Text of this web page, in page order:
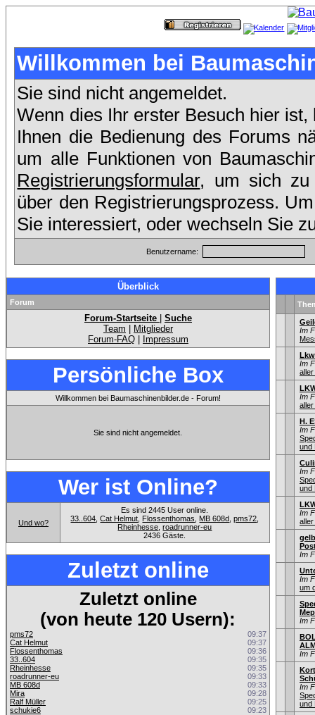
Willkommen bei
Sie sind nicht angemeldet.
Wenn dies Ihr erster Besuch hier
Ihnen die Bedienung des Forums
um alle Funktionen von
Registrierungsformular, um sich
über den Registrierungsprozess.
Sie interessiert, oder wechseln Sie
Benutzername:
Überblick
Forum
Forum-Startseite
Suche
Team
Mitglieder
Forum-FAQ
Impressum
Persönliche Box
Willkommen bei Baumaschinenbilder.de - Forum!
Sie sind nicht angemeldet.
Wer ist Online?
Und wo?
Es sind 2445 User online.
33..604 ,Cat Helmut Flossenthomas MB 608d ,pms72
Rheinhesse ,roadrunner-eu
2436 Gäste.
Zuletzt online
Zuletzt online
(von heute 120 Usern):
pms72
09:37
Cat Helmut
09:37
Flossenthomas
09:36
33..604
09:35
Rheinhesse
09:35
roadrunner-eu
09:33
MB 608d
09:33
Mira
09:28
Ralf Müller
09:25
schukie6
09:23
Im
Im
aller
Im
aller
H.
Im
und
Im
und
Im
aller
Im
Im
um
Im
Im
Im
und